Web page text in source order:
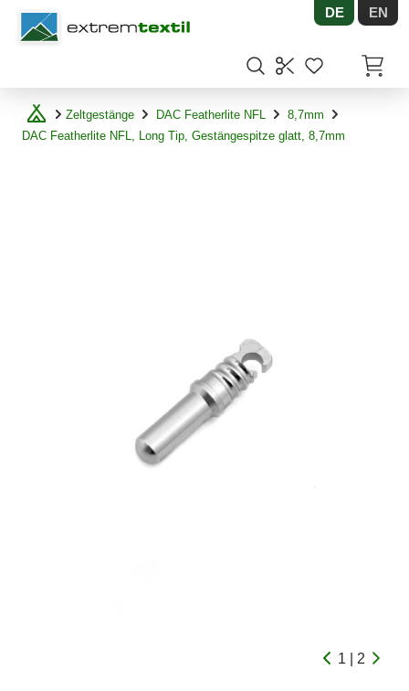
Shopware DE EN
Zeltgestänge DAC Featherlite NFL
8,7mm
DAC Featherlite NFL, Long Tip, Gestängespitze glatt, 8,7mm
1 | 2